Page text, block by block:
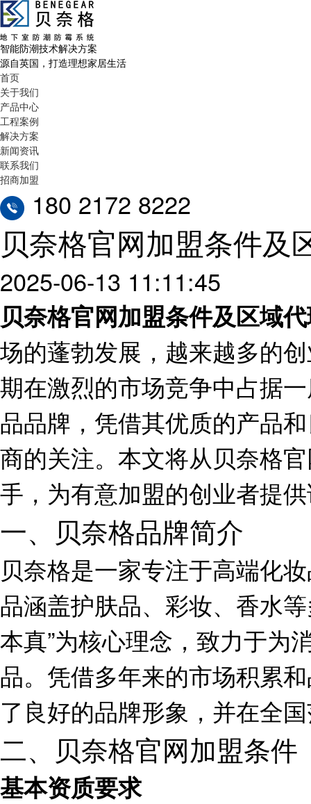
智能防潮技术解决方案
源自英国，打造理想家居生活
首页
关于我们
产品中心
工程案例
解决方案
新闻资讯
联系我们
招商加盟
180 2172 8222
贝奈格官网加盟条件及
2025-06-13 11:11:45
贝奈格官网加盟条件及区域
场的蓬勃发展，越来越多的
期在激烈的市场竞争中占据
品品牌，凭借其优质的产品
商的关注。本文将从贝奈格
手，为有意加盟的创业者提
一、贝奈格品牌简介
贝奈格是一家专注于高端化
品涵盖护肤品、彩妆、香水
本真”为核心理念，致力于为
品。凭借多年来的市场积累
了良好的品牌形象，并在全
二、贝奈格官网加盟条件
基本资质要求